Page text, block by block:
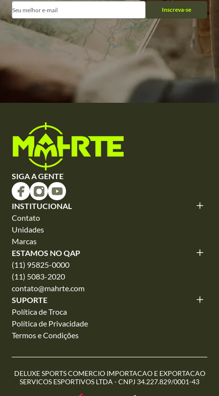
Inscreva-se
SIGA A GENTE
INSTITUCIONAL
Contato
Unidades
Marcas
ESTAMOS NO QAP
(11) 95825-0000
(11) 5083-2020
contato@mahrte.com
SUPORTE
Política de Troca
Política de Privacidade
Termos e Condições
DELUXE SPORTS COMERCIO IMPORTACAO E EXPORTACAO
SERVICOS ESPORTIVOS LTDA - CNPJ 34.227.829/0001-43